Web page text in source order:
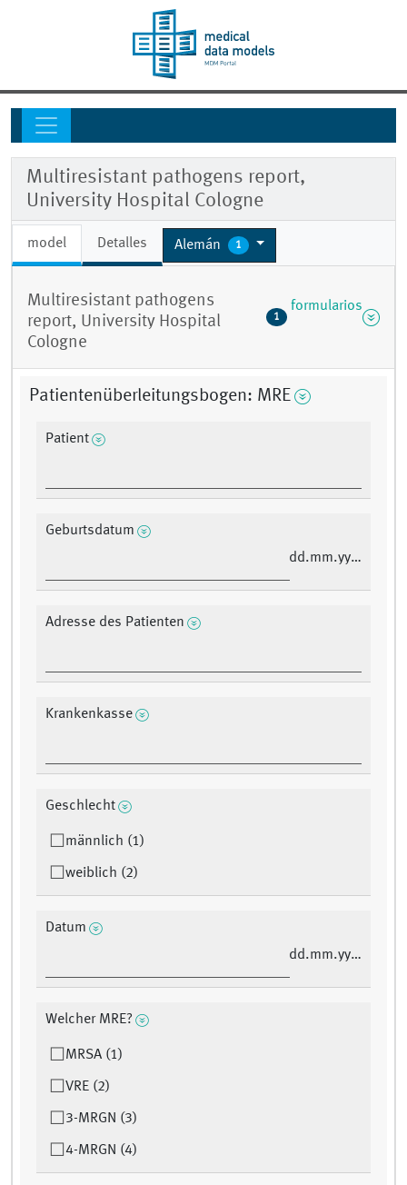
Multiresistant pathogens report,
University Hospital Cologne
model Detalles Alemán 1
Multiresistant pathogens
report, University Hospital
Cologne
1
formularios
Patientenüberleitungsbogen: MRE
Patient
Geburtsdatum
dd.mm.yyyy
Adresse des Patienten
Krankenkasse
Geschlecht
männlich (1)
weiblich (2)
Datum
dd.mm.yyyy
Welcher MRE?
MRSA (1)
VRE (2)
3-MRGN (3)
4-MRGN (4)